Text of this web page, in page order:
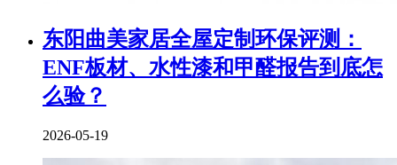
东阳曲美家居全屋定制环保评测：
ENF板材、水性漆和甲醛报告到底怎
么验？
2026-05-19